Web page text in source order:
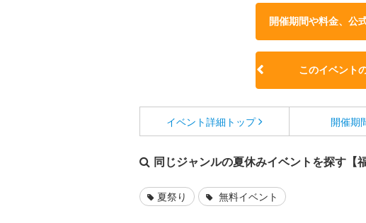
開催期間や料金、公
このイベント
イベント詳細 トップ 開催期
同じジャンルの夏休みイベントを探す【福
夏祭り 無料イベント